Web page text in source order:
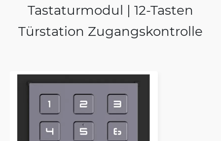
Tastaturmodul | 12-Tasten
Türstation Zugangskontrolle